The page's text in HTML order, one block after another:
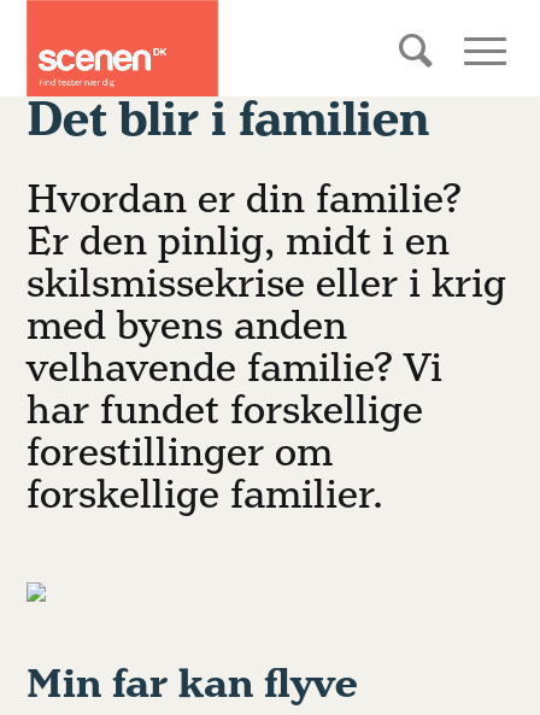
Det blir i familien
Hvordan er din familie?
Er den pinlig, midt i en
skilsmissekrise eller i krig
med byens anden
velhavende familie? Vi
har fundet forskellige
forestillinger om
forskellige familier.
Min far kan flyve